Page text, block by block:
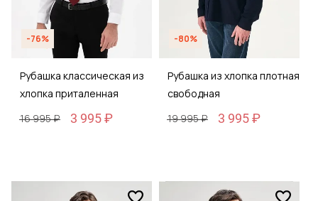
-76%
Рубашка классическая из
хлопка приталенная
16 995 ₽
3 995 ₽
-80%
Рубашка из хлопка плотная
свободная
19 995 ₽
3 995 ₽